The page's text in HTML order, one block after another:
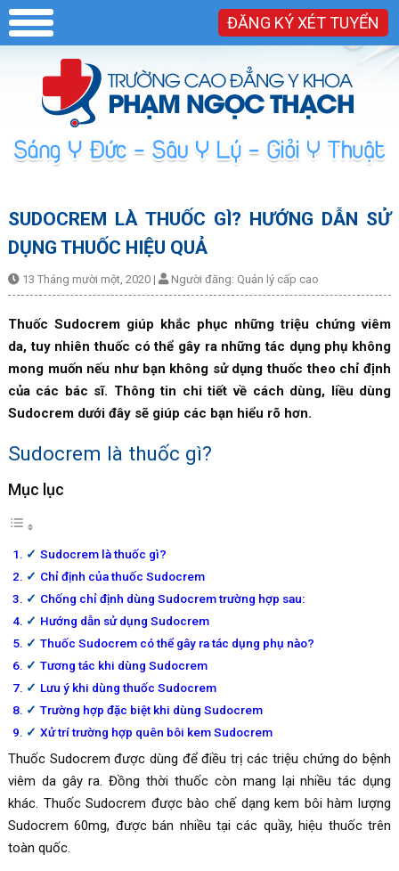
ĐĂNG KÝ XÉT TUYỂN
SUDOCREM LÀ THUỐC GÌ? HƯỚNG DẪN SỬ
DỤNG THUỐC HIỆU QUẢ
13 Tháng mười một, 2020 | Người đăng: Quản lý cấp cao
Thuốc Sudocrem giúp khắc phục những triệu chứng viêm
da, tuy nhiên thuốc có thể gây ra những tác dụng phụ không
mong muốn nếu như bạn không sử dụng thuốc theo chỉ định
của các bác sĩ. Thông tin chi tiết về cách dùng, liều dùng
Sudocrem dưới đây sẽ giúp các bạn hiểu rõ hơn.
Sudocrem là thuốc gì?
Mục lục
Sudocrem là thuốc gì?
Chỉ định của thuốc Sudocrem
Chống chỉ định dùng Sudocrem trường hợp sau:
Hướng dẫn sử dụng Sudocrem
Thuốc Sudocrem có thể gây ra tác dụng phụ nào?
Tương tác khi dùng Sudocrem
Lưu ý khi dùng thuốc Sudocrem
Trường hợp đặc biệt khi dùng Sudocrem
Xử trí trường hợp quên bôi kem Sudocrem
Thuốc Sudocrem được dùng để điều trị các triệu chứng do bệnh
viêm da gây ra. Đồng thời thuốc còn mang lại nhiều tác dụng
khác. Thuốc Sudocrem được bào chế dạng kem bôi hàm lượng
Sudocrem 60mg, được bán nhiều tại các quầy, hiệu thuốc trên
toàn quốc.